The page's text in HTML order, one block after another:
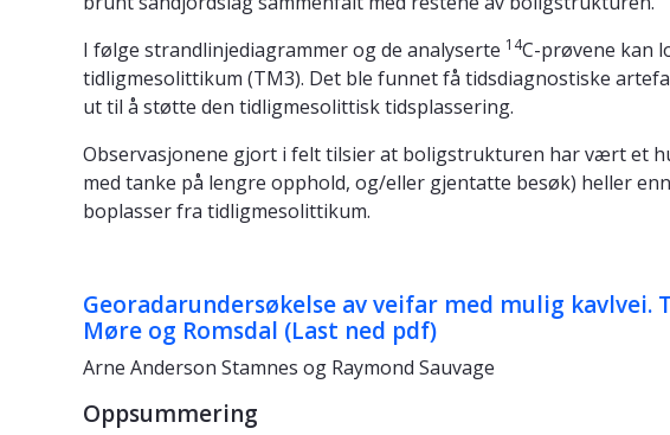
I følge strandlinjediagrammer og de analyserte 14C-prøvene kan
tidligmesolittikum (TM3). Det ble funnet få tidsdiagnostiske
ut til å støtte den tidligmesolittisk tidsplassering.
Observasjonene gjort i felt tilsier at boligstrukturen har vært et
med tanke på lengre opphold, og/eller gjentatte besøk) heller
boplasser fra tidligmesolittikum.
Georadarundersøkelse av veifar med mulig kavlvei.
Møre og Romsdal (Last ned pdf)
Arne Anderson Stamnes og Raymond Sauvage
Oppsummering